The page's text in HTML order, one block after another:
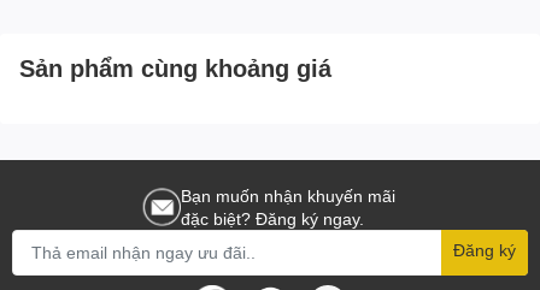
Sản phẩm cùng khoảng giá
Bạn muốn nhận khuyến mãi
đặc biệt? Đăng ký ngay.
Đăng ký